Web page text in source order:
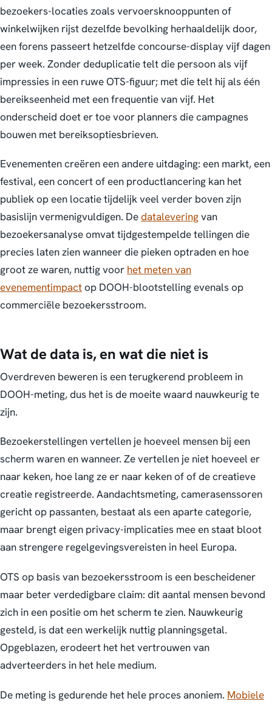
bezoekers-locaties zoals vervoersknooppunten of
winkelwijken rijst dezelfde bevolking herhaaldelijk door,
een forens passeert hetzelfde concourse-display vijf dagen
per week. Zonder deduplicatie telt die persoon als vijf
impressies in een ruwe OTS-figuur; met die telt hij als één
bereikseenheid met een frequentie van vijf. Het
onderscheid doet er toe voor planners die campagnes
bouwen met bereiksoptiesbrieven.
Evenementen creëren een andere uitdaging: een markt, een
festival, een concert of een productlancering kan het
publiek op een locatie tijdelijk veel verder boven zijn
basislijn vermenigvuldigen. Dedataleveringvan
bezoekersanalyse omvat tijdgestempelde tellingen die
precies laten zien wanneer die pieken optraden en hoe
groot ze waren, nuttig voor het meten van
evenementimpactop DOOH-blootstelling evenals op
commerciële bezoekersstroom.
Wat de data is, en wat die niet is
Overdreven beweren is een terugkerend probleem in
DOOH-meting, dus het is de moeite waard nauwkeurig te
zijn.
Bezoekerstellingen vertellen je hoeveel mensen bij een
scherm waren en wanneer. Ze vertellen je niet hoeveel er
naar keken, hoe lang ze er naar keken of of de creatieve
creatie registreerde. Aandachtsmeting, camerasenssoren
gericht op passanten, bestaat als een aparte categorie,
maar brengt eigen privacy-implicaties mee en staat bloot
aan strengere regelgevingsvereisten in heel Europa.
OTS op basis van bezoekersstroom is een bescheidener
maar beter verdedigbare claim: dit aantal mensen bevond
zich in een positie om het scherm te zien. Nauwkeurig
gesteld, is dat een werkelijk nuttig planningsgetal.
Opgeblazen, erodeert het het vertrouwen van
adverteerders in het hele medium.
De meting is gedurende het hele proces anoniem. Mobiele